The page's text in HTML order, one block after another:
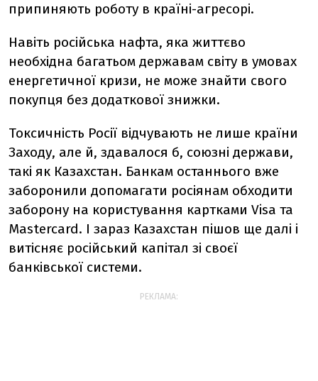
припиняють роботу в країні-агресорі.
Навіть російська нафта, яка життєво
необхідна багатьом державам світу в умовах
енергетичної кризи, не може знайти свого
покупця без додаткової знижки.
Токсичність Росії відчувають не лише країни
Заходу, але й, здавалося б, союзні держави,
такі як Казахстан. Банкам останнього вже
заборонили допомагати росіянам обходити
заборону на користування картками Visa та
Mastercard. І зараз Казахстан пішов ще далі і
витісняє російський капітал зі своєї
банківської системи.
РЕКЛАМА: